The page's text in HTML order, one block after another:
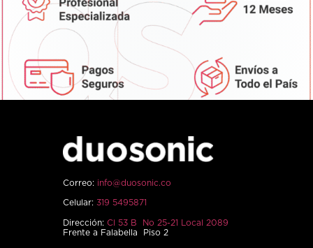
Correo: info@duosonic.co
Celular: 319 5495871
Dirección: Cl 53 B No 25-21 Local 2089
Frente a Falabella Piso 2